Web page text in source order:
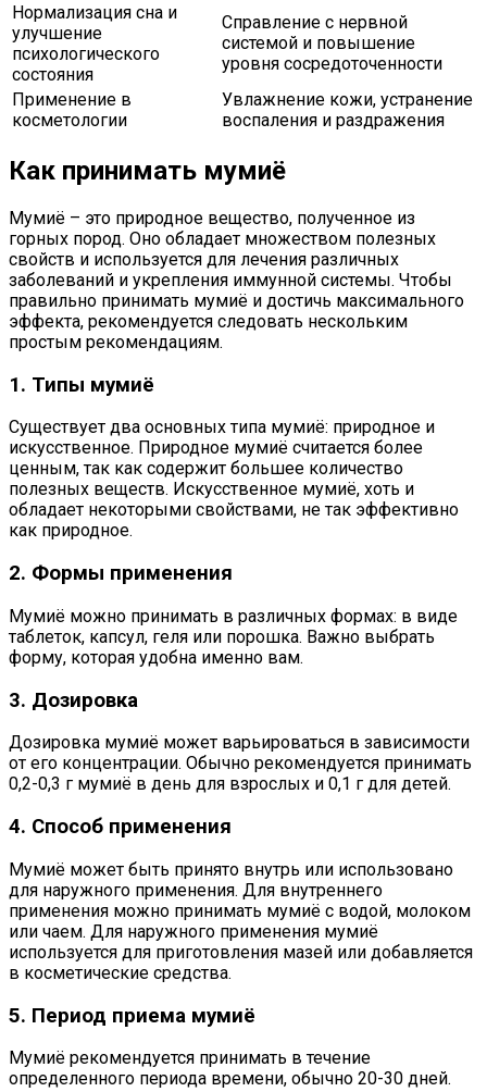
Нормализация сна и
улучшение
психологического
состояния
Справление с нервной
системой и повышение
уровня сосредоточенности
Применение в
косметологии
Увлажнение кожи, устранение
воспаления и раздражения
Как принимать мумиё
Мумиё – это природное вещество, полученное из
горных пород. Оно обладает множеством полезных
свойств и используется для лечения различных
заболеваний и укрепления иммунной системы. Чтобы
правильно принимать мумиё и достичь максимального
эффекта, рекомендуется следовать нескольким
простым рекомендациям.
1. Типы мумиё
Существует два основных типа мумиё: природное и
искусственное. Природное мумиё считается более
ценным, так как содержит большее количество
полезных веществ. Искусственное мумиё, хоть и
обладает некоторыми свойствами, не так эффективно
как природное.
2. Формы применения
Мумиё можно принимать в различных формах: в виде
таблеток, капсул, геля или порошка. Важно выбрать
форму, которая удобна именно вам.
3. Дозировка
Дозировка мумиё может варьироваться в зависимости
от его концентрации. Обычно рекомендуется принимать
0,2-0,3 г мумиё в день для взрослых и 0,1 г для детей.
4. Способ применения
Мумиё может быть принято внутрь или использовано
для наружного применения. Для внутреннего
применения можно принимать мумиё с водой, молоком
или чаем. Для наружного применения мумиё
используется для приготовления мазей или добавляется
в косметические средства.
5. Период приема мумиё
Мумиё рекомендуется принимать в течение
определенного периода времени, обычно 20-30 дней.